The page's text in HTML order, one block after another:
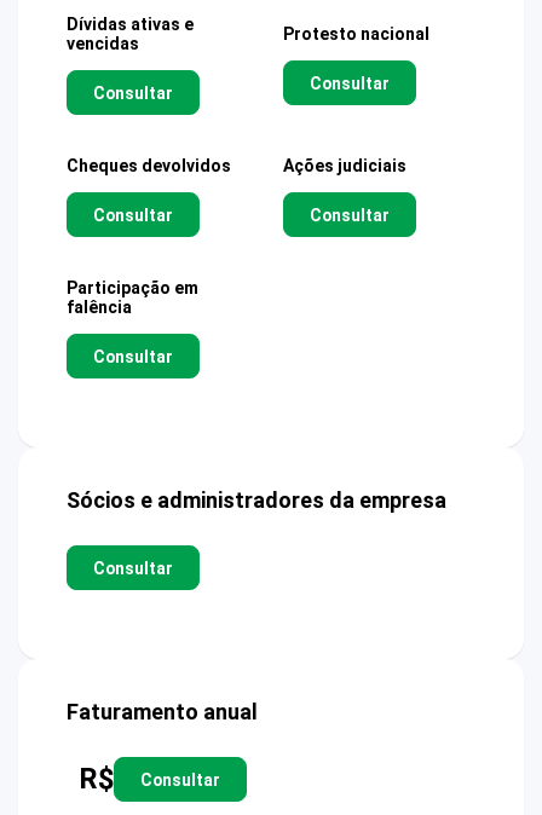
Dívidas ativas e
vencidas
Consultar
Protesto nacional
Consultar
Cheques devolvidos
Consultar
Ações judiciais
Consultar
Participação em
falência
Consultar
Sócios e administradores da empresa
Consultar
Faturamento anual
R$ Consultar